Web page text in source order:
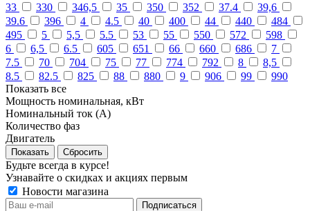
33
330 346,5 35 350 352 37.4
39,6
39.6
396 4 4.5 40 400 44 440
484
495
5 5,5 5.5 53 55 550 572
598
6
6,5 6.5 605 651 66 660 686
7
7.5
70 704 75 77 774 792 8
8,5
8.5
82.5 825 88 880 9 906 99
990
Показать все
Мощность номинальная, кВт
Номинальный ток (А)
Количество фаз
Двигатель
Сбросить
Будьте всегда в курсе!
Узнавайте о скидках и акциях первым
Новости магазина